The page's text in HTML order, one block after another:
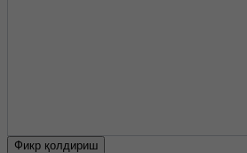
Фикр қолдириш